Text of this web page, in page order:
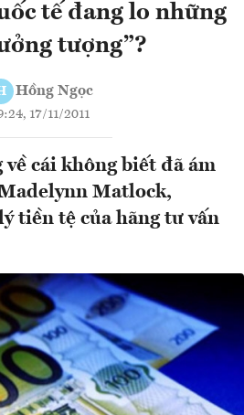
tế đang lo những
tượng”?
Hồng Ngọc
17/11/2011
cái không biết đã ám
Matlock,
tiền tệ của hãng tư vấn